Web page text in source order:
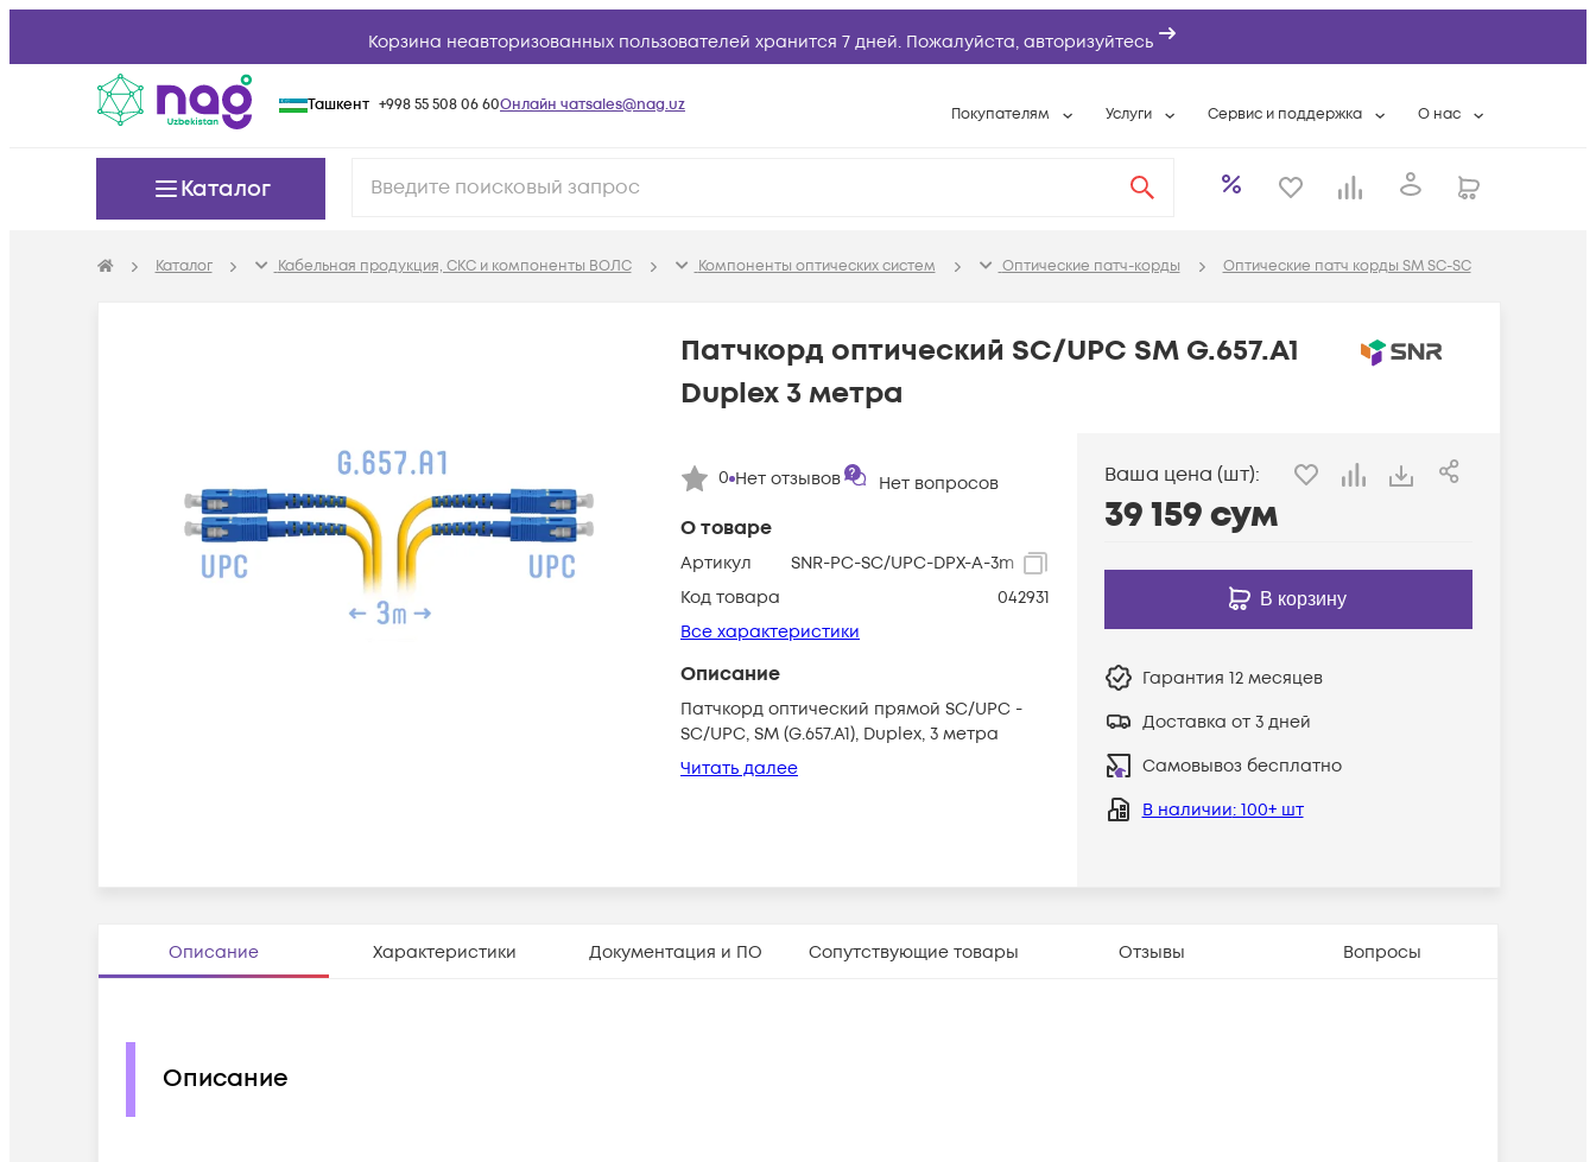
Корзина неавторизованных пользователей хранится 7 дней. Пожалуйста, авторизуйтесь
Ташкент +998 55 508 06 60Онлайн чатsales@nag.uz Покупателям
Вопросы и ответы
База знаний
Услуги
Расширенная гарантия
Сервис и поддержка
Разовые выездные работы
Сервисный центр
Условия оказания услуг
О нас
Контактная
Партнеры
Каталог
Каталог Кабельная продукция, СКС и компоненты ВОЛС Компоненты оптических систем Оптические патч-корды Оптические патч корды SM SC-SC
О товаре
Артикул
SNR-PC-SC/UPC-DPX-A-3m
Код товара
042931
Все характеристики
Описание
Патчкорд оптический прямой SC/UPC -
SC/UPC, SM (G.657.A1), Duplex, 3 метра
Читать далее
Патчкорд оптический SC/UPC SM G.657.A1
Duplex 3 метра
0 Нет отзывов Нет вопросов Ваша цена (шт):
39 159сум
В корзину
Гарантия 12 месяцев
Доставка от 3 дней
Самовывоз бесплатно
В наличии: 100+ шт
Описание Характеристики Документация и ПО Сопутствующие товары Отзывы Вопросы
Описание